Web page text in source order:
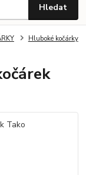
Hledat
Hluboké kočárky